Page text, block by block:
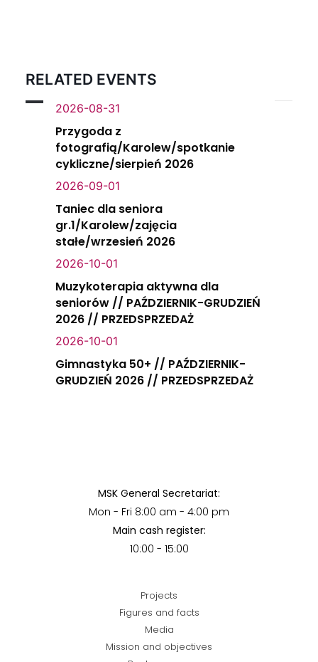
RELATED EVENTS
2026-08-31
Przygoda z
fotografią/Karolew/spotkanie
cykliczne/sierpień 2026
2026-09-01
Taniec dla seniora
gr.1/Karolew/zajęcia
stałe/wrzesień 2026
2026-10-01
Muzykoterapia aktywna dla
seniorów // PAŹDZIERNIK-GRUDZIEŃ
2026 // PRZEDSPRZEDAŻ
2026-10-01
Gimnastyka 50+ // PAŹDZIERNIK-
GRUDZIEŃ 2026 // PRZEDSPRZEDAŻ
MSK General Secretariat:
Mon - Fri 8:00 am - 4:00 pm
Main cash register:
10:00 - 15:00
Projects
Figures and facts
Media
Mission and objectives